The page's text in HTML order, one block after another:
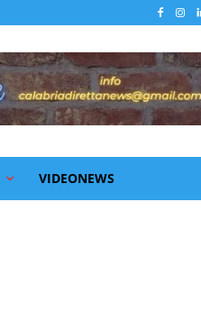
VIDEONEWS